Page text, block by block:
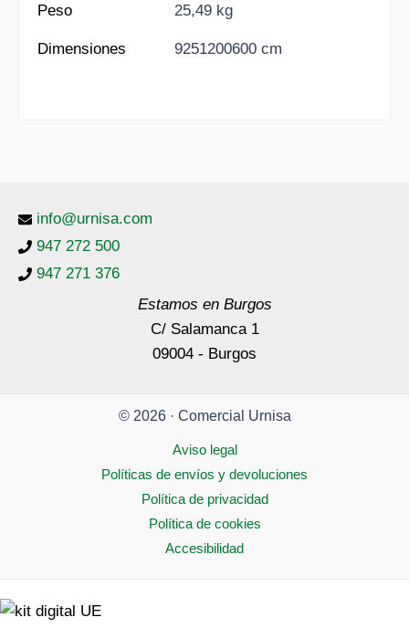
Peso
25,49 kg
Dimensiones 9251200600 cm
info@urnisa.com
947 272 500
947 271 376
Estamos en Burgos
C/ Salamanca 1
09004 - Burgos
© 2026 · Comercial Urnisa
Aviso legal
Políticas de envíos y devoluciones
Política de privacidad
Política de cookies
Accesibilidad